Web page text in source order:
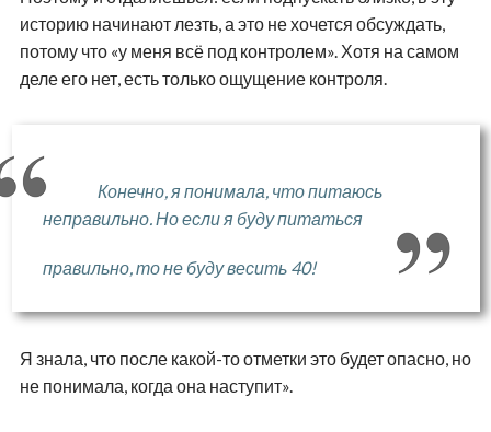
историю начинают лезть, а это не хочется обсуждать,
потому что «у меня всё под контролем». Хотя на самом
деле его нет, есть только ощущение контроля.
Конечно, я понимала, что питаюсь
неправильно. Но если я буду питаться
правильно, то не буду весить 40!
Я знала, что после какой-то отметки это будет опасно, но
не понимала, когда она наступит».